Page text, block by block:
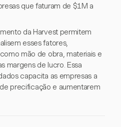
que faturam de $1M a
da Harvest permitem
esses fatores,
mão de obra, materiais e
margens de lucro. Essa
capacita as empresas a
precificação e aumentarem